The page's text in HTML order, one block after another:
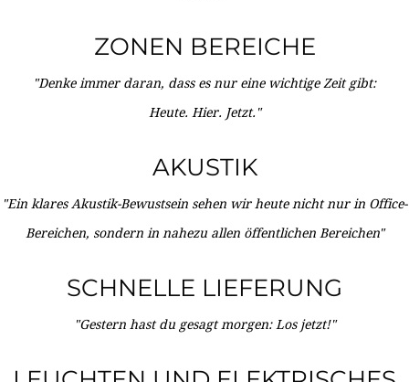
ZONEN BEREICHE
"Denke immer daran, dass es nur eine wichtige Zeit gibt:
Heute. Hier. Jetzt."
AKUSTIK
"Ein klares Akustik-Bewustsein sehen wir heute nicht nur in Office-
Bereichen, sondern in nahezu allen öffentlichen Bereichen"
SCHNELLE LIEFERUNG
"Gestern hast du gesagt morgen: Los jetzt!"